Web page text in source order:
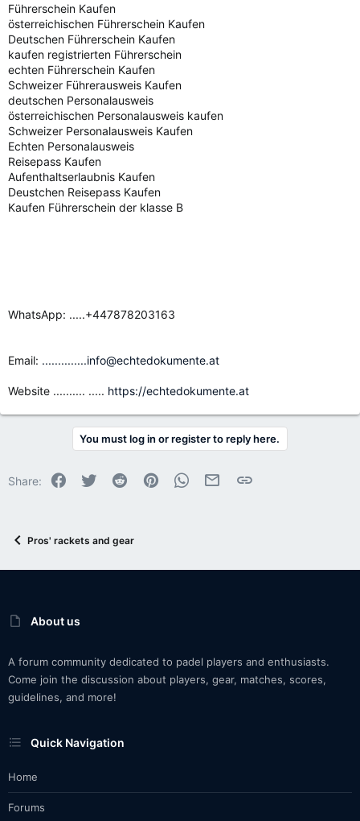
Führerschein Kaufen
österreichischen Führerschein Kaufen
Deutschen Führerschein Kaufen
kaufen registrierten Führerschein
echten Führerschein Kaufen
Schweizer Führerausweis Kaufen
deutschen Personalausweis
österreichischen Personalausweis kaufen
Schweizer Personalausweis Kaufen
Echten Personalausweis
Reisepass Kaufen
Aufenthaltserlaubnis Kaufen
Deustchen Reisepass Kaufen
Kaufen Führerschein der klasse B
WhatsApp: .....+447878203163
Email: ..............info@echtedokumente.at
Website .......... ..... https://echtedokumente.at
You must log in or register to reply here.
Share: Facebook
Twitter Reddit PinterestWhatsApp
Email Link
Pros' rackets and gear
About us
A forum community dedicated to padel players and enthusiasts.
Come join the discussion about players, gear, matches, scores,
guidelines, and more!
Quick Navigation
Home
Forums